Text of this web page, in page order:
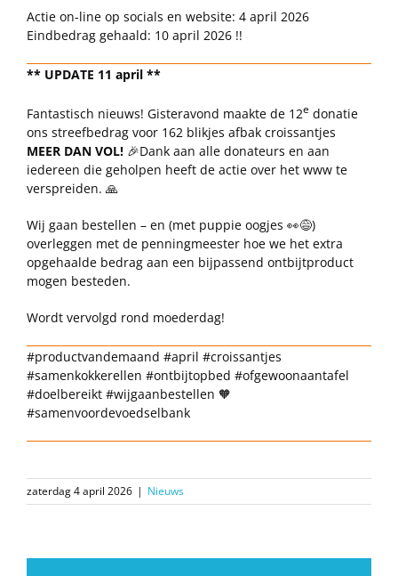
Actie on-line op socials en website: 4 april 2026
Eindbedrag gehaald: 10 april 2026 !!
** UPDATE 11 april **
Fantastisch nieuws! Gisteravond maakte de 12e donatie
ons streefbedrag voor 162 blikjes afbak croissantjes
MEER DAN VOL!🎉Dank aan alle donateurs en aan
iedereen die geholpen heeft de actie over het www te
verspreiden. 🙏
Wij gaan bestellen – en (met puppie oogjes 👀😅)
overleggen met de penningmeester hoe we het extra
opgehaalde bedrag aan een bijpassend ontbijtproduct
mogen besteden.
Wordt vervolgd rond moederdag!
#productvandemaand #april #croissantjes
#samenkokkerellen #ontbijtopbed #ofgewoonaantafel
#doelbereikt #wijgaanbestellen 🧡
#samenvoordevoedselbank
zaterdag 4 april 2026 | Nieuws